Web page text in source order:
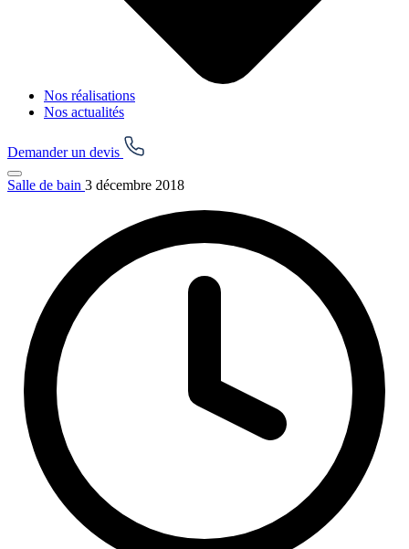
Nos réalisations
Nos actualités
Demander un devis
Salle de bain 3 décembre 2018